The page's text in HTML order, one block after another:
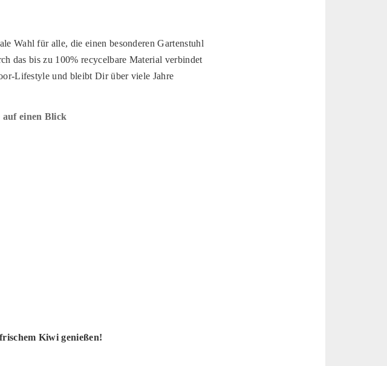
Wahl für alle, die einen besonderen Gartenstuhl
das bis zu 100% recycelbare Material verbindet
Lifestyle und bleibt Dir über viele Jahre
einen Blick
Kiwi genießen!